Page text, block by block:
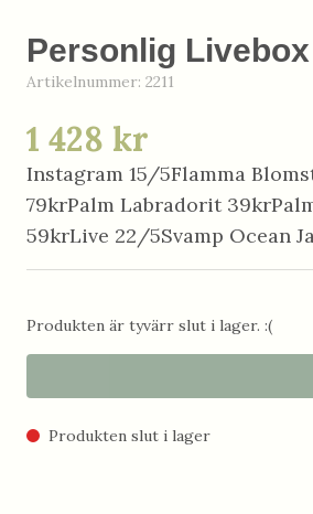
Personlig
Artikelnummer: 2211
1 428 kr
Instagram 15/5Flamma
79krPalm Labradorit
59krLive 22/5Svamp Ocean
Produkten är tyvärr slut i lager. :(
Produkten slut i lager